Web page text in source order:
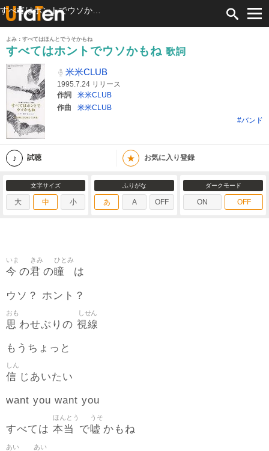
よみ：すべてはほんとでうそかもね
すべてはホントでウソかもね 歌詞
米米CLUB
1995.7.24 リリース
作詞
米米CLUB
作曲
米米CLUB
#バンド
試聴 ★ お気に入り登録
文字サイズ
大 中 小
ふりがな
あ A OFF
ダークモード
ON OFF
今
いま
の君
きみ
の瞳
ひとみ
は
ウソ？ ホント？
思
おも
わせぶりの 視線
しせん
もうちょっと
信
しん
じあいたい
want you want you
すべては 本当
ほんとう
で嘘
うそ
かもね
あい あい